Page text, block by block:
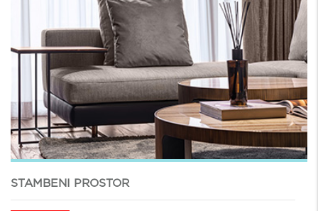
STAMBENI PROSTOR